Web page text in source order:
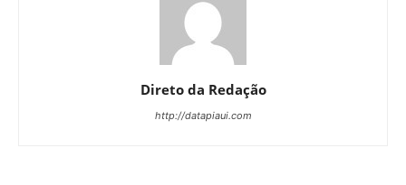
Direto da Redação
http://datapiaui.com